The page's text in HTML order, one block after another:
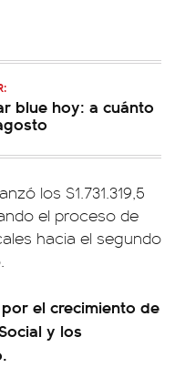
blue hoy: a cuánto
los $1.731.319,5
el proceso de
hacia el segundo
el crecimiento de
y los